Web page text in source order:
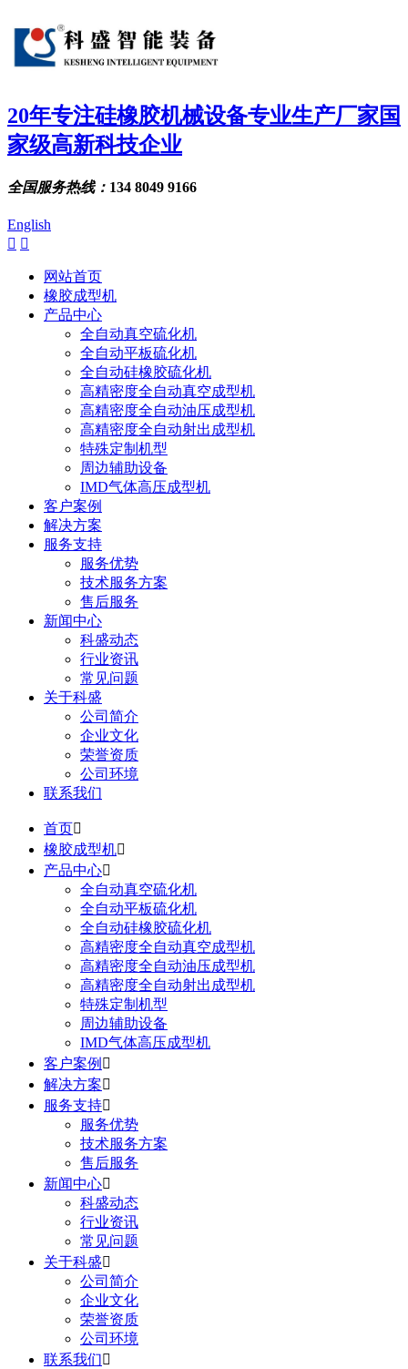
20年专注硅橡胶机械设备专业生产厂家国
家级高新科技企业
全国服务热线： 134 8049 9166
English
 
网站首页
橡胶成型机
产品中心
全自动真空硫化机
全自动平板硫化机
全自动硅橡胶硫化机
高精密度全自动真空成型机
高精密度全自动油压成型机
高精密度全自动射出成型机
特殊定制机型
周边辅助设备
IMD气体高压成型机
客户案例
解决方案
服务支持
服务优势
技术服务方案
售后服务
新闻中心
科盛动态
行业资讯
常见问题
关于科盛
公司简介
企业文化
荣誉资质
公司环境
联系我们
首页
橡胶成型机
产品中心
全自动真空硫化机
全自动平板硫化机
全自动硅橡胶硫化机
高精密度全自动真空成型机
高精密度全自动油压成型机
高精密度全自动射出成型机
特殊定制机型
周边辅助设备
IMD气体高压成型机
客户案例 
解决方案
服务支持
服务优势
技术服务方案
售后服务
新闻中心
科盛动态
行业资讯
常见问题
关于科盛
公司简介
企业文化
荣誉资质
公司环境
联系我们